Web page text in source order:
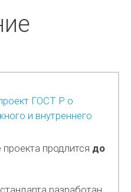
ГОСТ Р о
и внутреннего
продлится до
разработан